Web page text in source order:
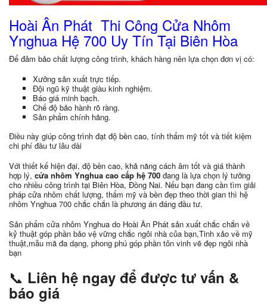
Hoài Ân Phát Thi Công Cửa Nhôm
Ynghua Hệ 700 Uy Tín Tại Biên Hòa
Để đảm bảo chất lượng công trình, khách hàng nên lựa chọn đơn vị có:
Xưởng sản xuất trực tiếp.
Đội ngũ kỹ thuật giàu kinh nghiệm.
Báo giá minh bạch.
Chế độ bảo hành rõ ràng.
Sản phẩm chính hãng.
Điều này giúp công trình đạt độ bền cao, tính thẩm mỹ tốt và tiết kiệm
chi phí đầu tư lâu dài
Với thiết kế hiện đại, độ bền cao, khả năng cách âm tốt và giá thành
hợp lý, cửa nhôm Ynghua cao cấp hệ 700 đang là lựa chọn lý tưởng
cho nhiều công trình tại Biên Hòa, Đồng Nai. Nếu bạn đang cần tìm giải
pháp cửa nhôm chất lượng, thẩm mỹ và bền đẹp theo thời gian thì hệ
nhôm Ynghua 700 chắc chắn là phương án đáng đầu tư.
Sản phẩm cửa nhôm Ynghua do Hoài Ân Phát sản xuất chắc chắn về
kỷ thuật góp phần bảo vệ vững chắc ngôi nhà của bạn,Tinh xảo về mỹ
thuật,mẫu mã đa dạng, phong phú góp phần tôn vinh vẽ đẹp ngôi nhà
bạn
📞 Liên hệ ngay để được tư vấn &
báo giá